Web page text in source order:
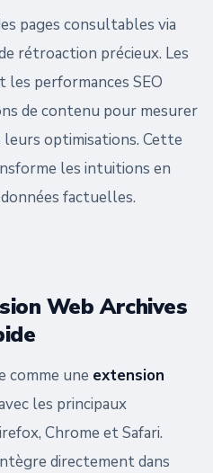
pages consultables via
rétroaction précieux. Les
performances SEO
de contenu pour mesurer
optimisations. Cette
les intuitions en
factuelles.
Web Archives
comme une extension
les principaux
Chrome et Safari.
directement dans